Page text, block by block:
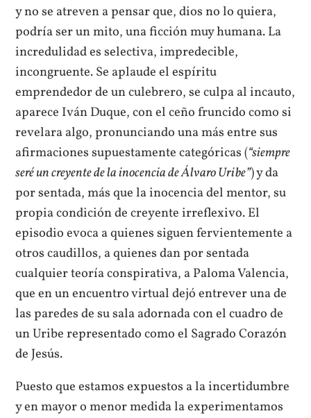
y no se atreven a pensar que, dios no lo quiera,
podría ser un mito, una ficción muy humana. La
incredulidad es selectiva, impredecible,
incongruente. Se aplaude el espíritu
emprendedor de un culebrero, se culpa al incauto,
aparece Iván Duque, con el ceño fruncido como si
revelara algo, pronunciando una más entre sus
afirmaciones supuestamente categóricas (“siempre
seré un creyente de la inocencia de Álvaro Uribe”) y da
por sentada, más que la inocencia del mentor, su
propia condición de creyente irreflexivo. El
episodio evoca a quienes siguen fervientemente a
otros caudillos, a quienes dan por sentada
cualquier teoría conspirativa, a Paloma Valencia,
que en un encuentro virtual dejó entrever una de
las paredes de su sala adornada con el cuadro de
un Uribe representado como el Sagrado Corazón
de Jesús.
Puesto que estamos expuestos a la incertidumbre
y en mayor o menor medida la experimentamos